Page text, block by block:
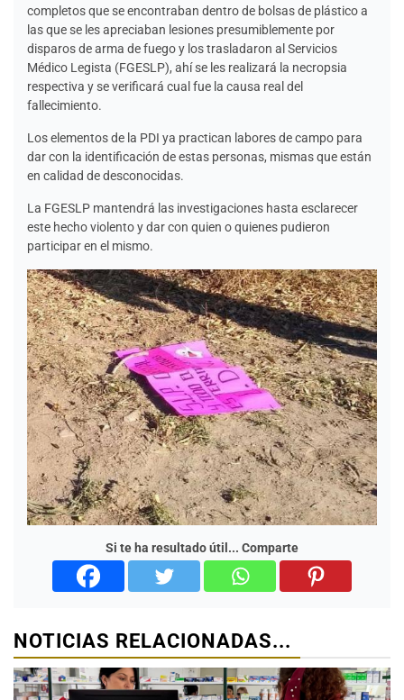
completos que se encontraban dentro de bolsas de plástico a
las que se les apreciaban lesiones presumiblemente por
disparos de arma de fuego y los trasladaron al Servicios
Médico Legista (FGESLP), ahí se les realizará la necropsia
respectiva y se verificará cual fue la causa real del
fallecimiento.
Los elementos de la PDI ya practican labores de campo para
dar con la identificación de estas personas, mismas que están
en calidad de desconocidas.
La FGESLP mantendrá las investigaciones hasta esclarecer
este hecho violento y dar con quien o quienes pudieron
participar en el mismo.
Si te ha resultado útil... Comparte
NOTICIAS RELACIONADAS...